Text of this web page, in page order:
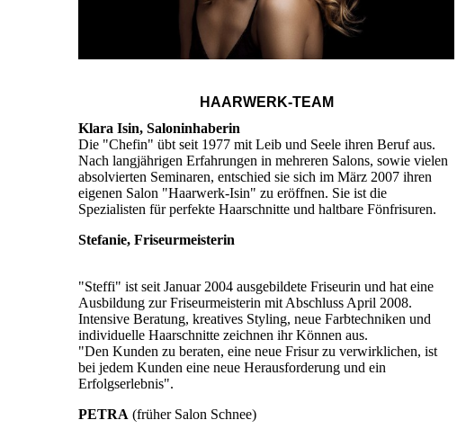
HAARWERK-TEAM
Klara Isin, Saloninhaberin
Die "Chefin" übt seit 1977 mit Leib und Seele ihren Beruf aus.
Nach langjährigen Erfahrungen in mehreren Salons, sowie vielen
absolvierten Seminaren, entschied sie sich im März 2007 ihren
eigenen Salon "Haarwerk-Isin" zu eröffnen. Sie ist die
Spezialisten für perfekte Haarschnitte und haltbare Fönfrisuren.
Stefanie, Friseurmeisterin
"Steffi" ist seit Januar 2004 ausgebildete Friseurin und hat eine
Ausbildung zur Friseurmeisterin mit Abschluss April 2008.
Intensive Beratung, kreatives Styling, neue Farbtechniken und
individuelle Haarschnitte zeichnen ihr Können aus.
"Den Kunden zu beraten, eine neue Frisur zu verwirklichen, ist
bei jedem Kunden eine neue Herausforderung und ein
Erfolgserlebnis".
PETRA (früher Salon Schnee)